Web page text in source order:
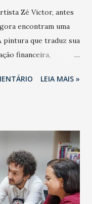
Zé Victor, antes
encontram uma
pintura que traduz sua
financeira,
pelo Ceará, agora
de todo o país,
nacional para
rua. Representando o
visual que
estética que
LEIA MAIS »